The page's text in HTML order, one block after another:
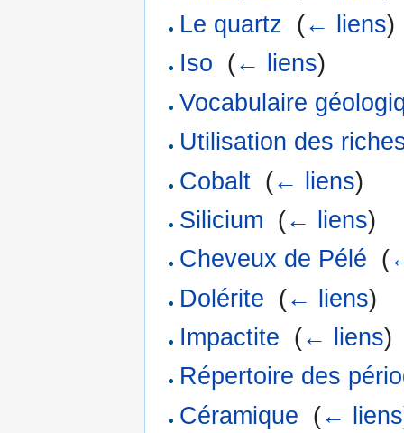
Le quartz (← liens)
Iso (← liens)
Vocabulaire
Utilisation des
Cobalt (← liens)
Silicium (← liens)
Cheveux de Pélé (
Dolérite (← liens)
Impactite (← liens)
Répertoire des
Céramique (← liens